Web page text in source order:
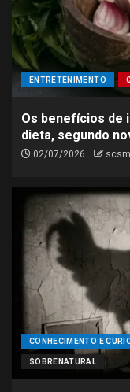
ENTRETENIMENTO
Os benefícios de
dieta, segundo
02/07/2026
CONHECIMENTO E
SOBRENATURAL